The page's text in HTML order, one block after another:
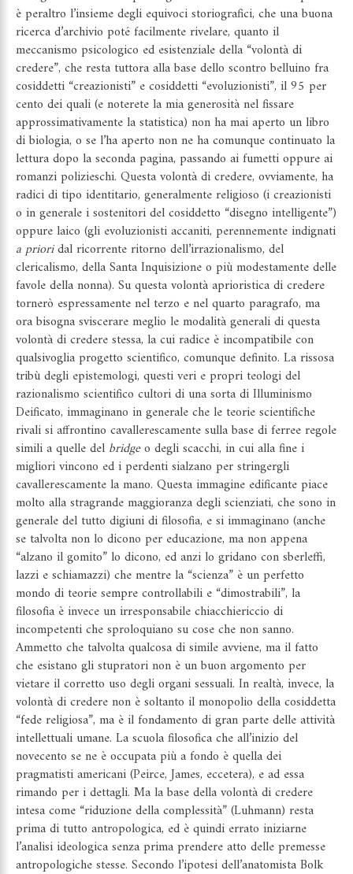
è peraltro l’insieme degli equivoci storiografici, che una buona
ricerca d’archivio poté facilmente rivelare, quanto il
meccanismo psicologico ed esistenziale della “volontà di
credere”, che resta tuttora alla base dello scontro belluino fra
cosiddetti “creazionisti” e cosiddetti “evoluzionisti”, il 95 per
cento dei quali (e noterete la mia generosità nel fissare
approssimativamente la statistica) non ha mai aperto un libro
di biologia, o se l’ha aperto non ne ha comunque continuato la
lettura dopo la seconda pagina, passando ai fumetti oppure ai
romanzi polizieschi. Questa volontà di credere, ovviamente, ha
radici di tipo identitario, generalmente religioso (i creazionisti
o in generale i sostenitori del cosiddetto “disegno intelligente”)
oppure laico (gli evoluzionisti accaniti, perennemente indignati
a prioridal ricorrente ritorno dell’irrazionalismo, del
clericalismo, della Santa Inquisizione o più modestamente delle
favole della nonna). Su questa volontà aprioristica di credere
tornerò espressamente nel terzo e nel quarto paragrafo, ma
ora bisogna sviscerare meglio le modalità generali di questa
volontà di credere stessa, la cui radice è incompatibile con
qualsivoglia progetto scientifico, comunque definito. La rissosa
tribù degli epistemologi, questi veri e propri teologi del
razionalismo scientifico cultori di una sorta di Illuminismo
Deificato, immaginano in generale che le teorie scientifiche
rivali si affrontino cavallerescamente sulla base di ferree regole
simili a quelle del bridgeo degli scacchi, in cui alla fine i
migliori vincono ed i perdenti sialzano per stringergli
cavallerescamente la mano. Questa immagine edificante piace
molto alla stragrande maggioranza degli scienziati, che sono in
generale del tutto digiuni di filosofia, e si immaginano (anche
se talvolta non lo dicono per educazione, ma non appena
“alzano il gomito” lo dicono, ed anzi lo gridano con sberleffi,
lazzi e schiamazzi) che mentre la “scienza” è un perfetto
mondo di teorie sempre controllabili e “dimostrabili”, la
filosofia è invece un irresponsabile chiacchiericcio di
incompetenti che sproloquiano su cose che non sanno.
Ammetto che talvolta qualcosa di simile avviene, ma il fatto
che esistano gli stupratori non è un buon argomento per
vietare il corretto uso degli organi sessuali. In realtà, invece, la
volontà di credere non è soltanto il monopolio della cosiddetta
“fede religiosa”, ma è il fondamento di gran parte delle attività
intellettuali umane. La scuola filosofica che all’inizio del
novecento se ne è occupata più a fondo è quella dei
pragmatisti americani (Peirce, James, eccetera), e ad essa
rimando per i dettagli. Ma la base della volontà di credere
intesa come “riduzione della complessità” (Luhmann) resta
prima di tutto antropologica, ed è quindi errato iniziarne
l’analisi ideologica senza prima prendere atto delle premesse
antropologiche stesse. Secondo l’ipotesi dell’anatomista Bolk